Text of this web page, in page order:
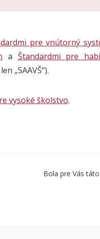
pre vnútorný
a Štandardmi pre
„SAAVŠ“).
vysoké školstvo.
Bola pre Vás